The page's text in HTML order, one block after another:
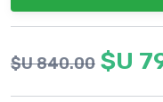
$U 840.00 $U